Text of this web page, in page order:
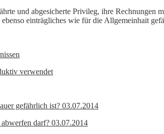
und abgesicherte Privileg, ihre
einträgliches wie für die Allgemeinhait
verwendet
gefährlich ist? 03.07.2014
darf? 03.07.2014